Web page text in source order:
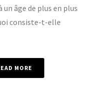
un âge de plus en plus
consiste-t-elle
MORE